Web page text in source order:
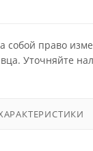
собой право
Уточняйте